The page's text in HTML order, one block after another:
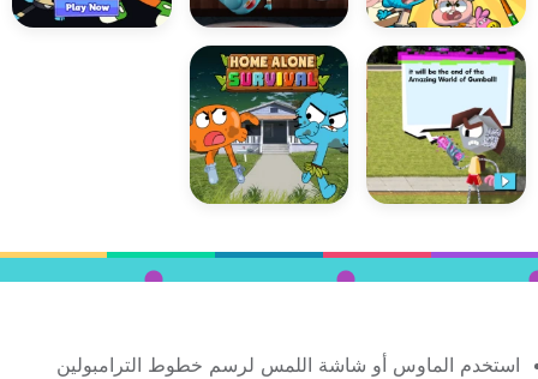
استخدم الماوس أو شاشة اللمس لرسم خطوط الترامبولين